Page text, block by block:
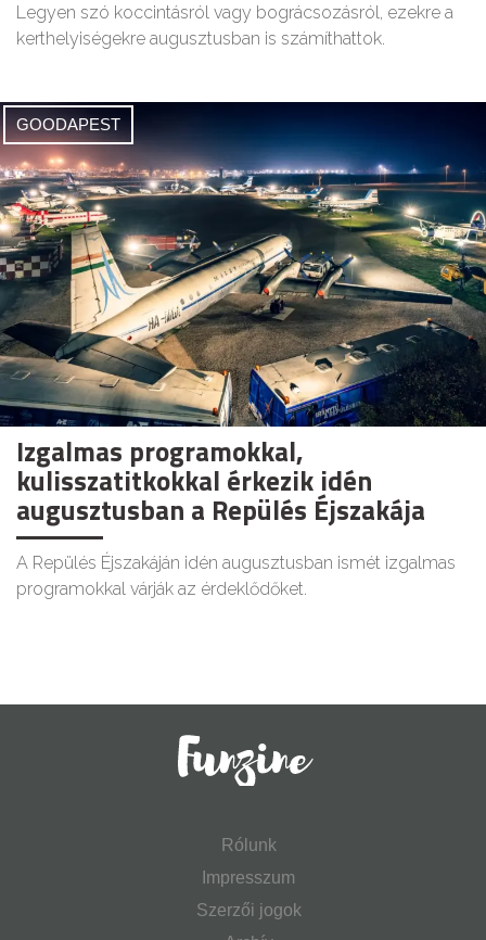
Legyen szó koccintásról vagy bográcsozásról, ezekre a
kerthelyiségekre augusztusban is számíthattok.
GOODAPEST
Izgalmas programokkal,
kulisszatitkokkal érkezik idén
augusztusban a Repülés Éjszakája
A Repülés Éjszakáján idén augusztusban ismét izgalmas
programokkal várják az érdeklődőket.
Rólunk
Impresszum
Szerzői jogok